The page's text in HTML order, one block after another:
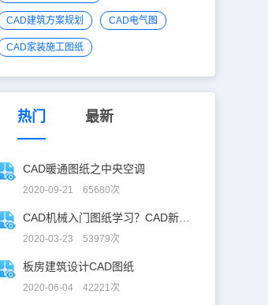
CAD建筑方案规划 CAD电气图
CAD家装施工图纸
热门 最新
CAD暖通图纸之中央空调
2020-09-21 65680次
2020-03-23 53979次
板房建筑设计CAD图纸
2020-06-04 42221次